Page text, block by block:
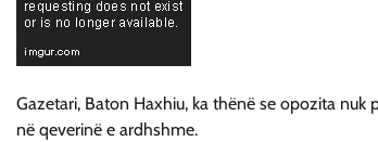
Gazetari, Baton Haxhiu, ka thënë se opozita
në qeverinë e ardhshme.